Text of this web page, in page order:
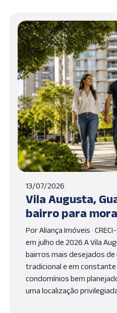
13/07/2026
Vila Augusta,
bairro para
Por Aliança Imóveis ·
em julho de 2026 A Vila
bairros mais desejados de
tradicional e em constante
condomínios bem
uma localização